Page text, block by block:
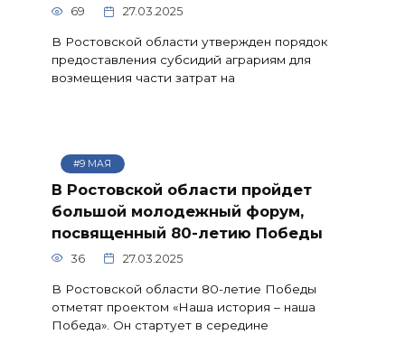
69 27.03.2025
В Ростовской области утвержден порядок
предоставления субсидий аграриям для
возмещения части затрат на
#9 МАЯ
В Ростовской области пройдет
большой молодежный форум,
посвященный 80-летию Победы
36 27.03.2025
В Ростовской области 80-летие Победы
отметят проектом «Наша история – наша
Победа». Он стартует в середине